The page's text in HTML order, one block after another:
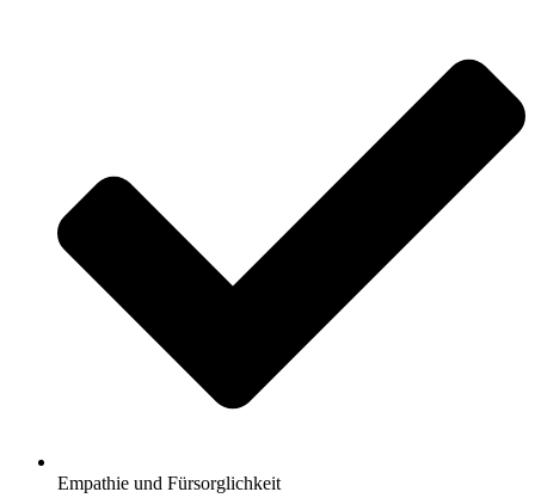
Empathie und Fürsorglichkeit